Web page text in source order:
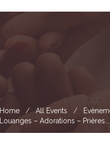
Home All Events
Louanges – Adorations – Prières...